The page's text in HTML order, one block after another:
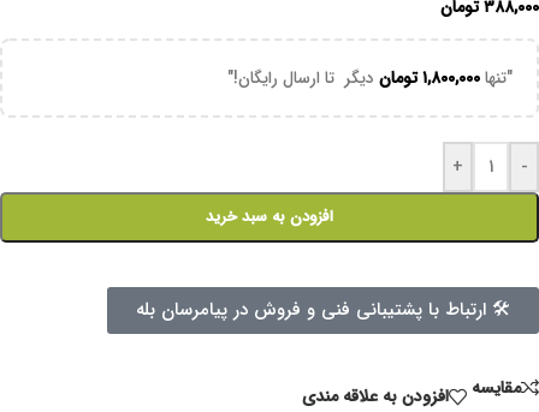
۳۸۸,۰۰۰تومان
"تنها۱,۸۰۰,۰۰۰تومان دیگر تا ارسال رایگان!"
-
+
افزودن به سبد خرید
🛠 ارتباط با پشتیبانی فنی و فروش در پیامرسان بله
مقايسه افزودن به علاقه مندی